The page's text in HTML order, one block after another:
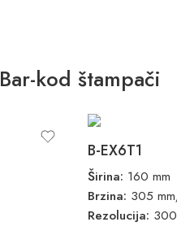
Bar-kod štampači
B-EX6T1
Širina: 160 mm
Brzina: 305
Rezolucija: